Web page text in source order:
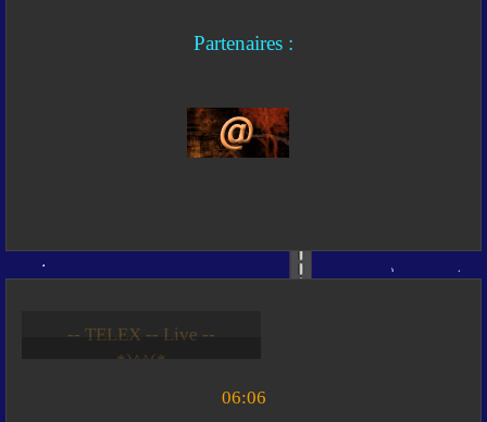
Partenaires :
-- Live --- TELEX --
-- *)^^(* --
06:06